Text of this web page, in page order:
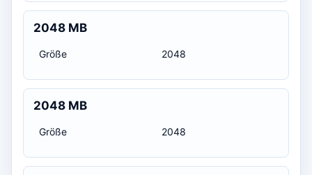
2048 MB
Größe 2048
2048 MB
Größe 2048